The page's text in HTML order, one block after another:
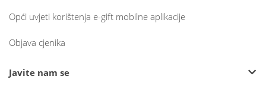
Opći uvjeti korištenja e-gift mobilne aplikacije
Objava cjenika
Javite nam se